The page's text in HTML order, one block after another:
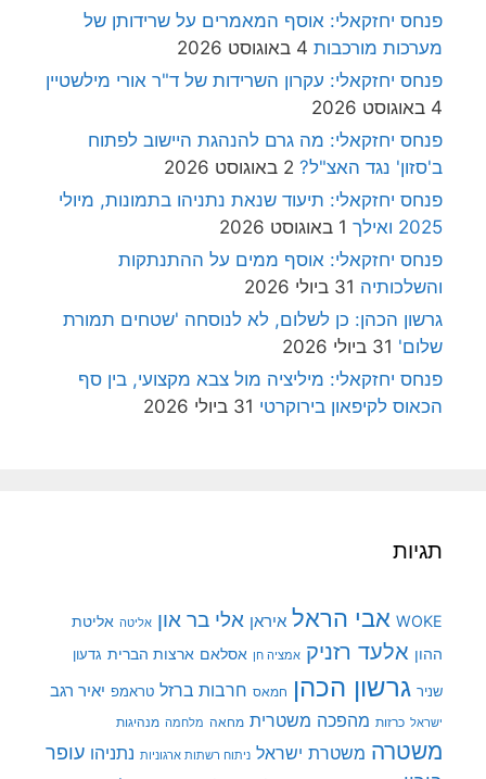
פנחס יחזקאלי: אוסף המאמרים על שרידותן של
מערכות מורכבות 4 באוגוסט 2026
פנחס יחזקאלי: עקרון השרידות של ד"ר אורי מילשטיין
4 באוגוסט 2026
פנחס יחזקאלי: מה גרם להנהגת היישוב לפתוח
ב'סזון' נגד האצ"ל? 2 באוגוסט 2026
פנחס יחזקאלי: תיעוד שנאת נתניהו בתמונות, מיולי
2025 ואילך
1 באוגוסט 2026
פנחס יחזקאלי: אוסף ממים על ההתנתקות
והשלכותיה 31 ביולי 2026
גרשון הכהן: כן לשלום, לא לנוסחה 'שטחים תמורת
שלום' 31 ביולי 2026
פנחס יחזקאלי: מיליציה מול צבא מקצועי, בין סף
הכאוס לקיפאון בירוקרטי 31 ביולי 2026
תגיות
WOKE אבי הראל איראן אלי בר און אליטה אליטת
ההון אלעד רזניק אמציה חן אסלאם ארצות הברית גדעון
שניר גרשון הכהן חמאס חרבות ברזל טראמפ יאיר רגב
ישראל כרזות מהפכה משטרית מחאה מלחמה מנהיגות
משטרה משטרת ישראל ניתוח רשתות ארגוניות נתניהו עופר